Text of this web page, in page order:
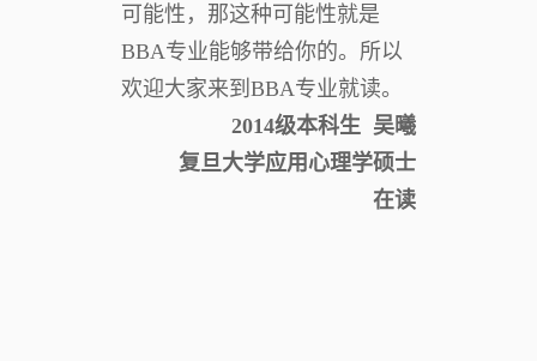
可能性，那这种可能性就是
BBA专业能够带给你的。所以
欢迎大家来到BBA专业就读。
2014级本科生 吴曦
复旦大学应用心理学硕士
在读